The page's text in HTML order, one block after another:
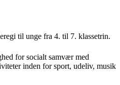
til unge fra 4. til 7. klassetrin.
for socialt samvær med
inden for sport, udeliv, musik